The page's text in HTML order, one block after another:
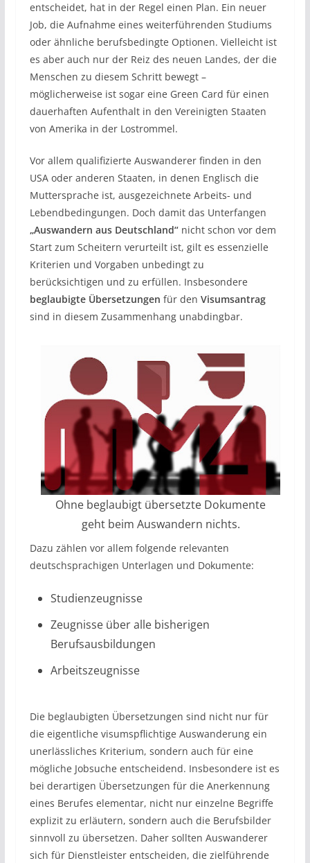
entscheidet, hat in der Regel einen Plan. Ein neuer
Job, die Aufnahme eines weiterführenden Studiums
oder ähnliche berufsbedingte Optionen. Vielleicht ist
es aber auch nur der Reiz des neuen Landes, der die
Menschen zu diesem Schritt bewegt –
möglicherweise ist sogar eine Green Card für einen
dauerhaften Aufenthalt in den Vereinigten Staaten
von Amerika in der Lostrommel.
Vor allem qualifizierte Auswanderer finden in den
USA oder anderen Staaten, in denen Englisch die
Muttersprache ist, ausgezeichnete Arbeits- und
Lebendbedingungen. Doch damit das Unterfangen
„Auswandern aus Deutschland“nicht schon vor dem
Start zum Scheitern verurteilt ist, gilt es essenzielle
Kriterien und Vorgaben unbedingt zu
berücksichtigen und zu erfüllen. Insbesondere
beglaubigte Übersetzungen für den Visumsantrag
sind in diesem Zusammenhang unabdingbar.
Ohne beglaubigt übersetzte Dokumente
geht beim Auswandern nichts.
Dazu zählen vor allem folgende relevanten
deutschsprachigen Unterlagen und Dokumente:
Studienzeugnisse
Zeugnisse über alle bisherigen
Berufsausbildungen
Arbeitszeugnisse
Die beglaubigten Übersetzungen sind nicht nur für
die eigentliche visumspflichtige Auswanderung ein
unerlässliches Kriterium, sondern auch für eine
mögliche Jobsuche entscheidend. Insbesondere ist es
bei derartigen Übersetzungen für die Anerkennung
eines Berufes elementar, nicht nur einzelne Begriffe
explizit zu erläutern, sondern auch die Berufsbilder
sinnvoll zu übersetzen. Daher sollten Auswanderer
sich für Dienstleister entscheiden, die zielführende